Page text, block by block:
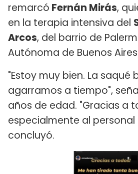
remarcó Fernán Mirás,
en la terapia intensiva del
Arcos, del barrio de
Autónoma de Buenos
"Estoy muy bien. La saqué
agarramos a tiempo",
años de edad. "Gracias a
especialmente al personal
concluyó.